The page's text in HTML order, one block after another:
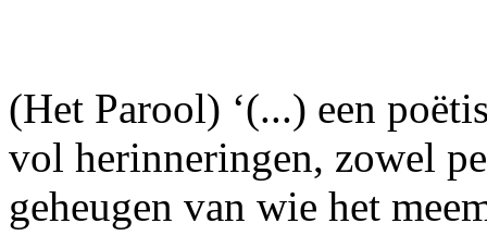
(Het Parool) ‘(...) een
vol herinneringen, zowel
geheugen van wie het